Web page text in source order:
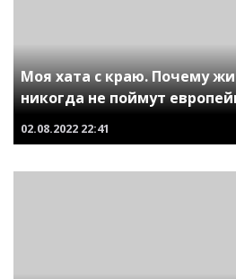
Моя хата с краю. Почему
никогда не поймут
02.08.2022 22:41